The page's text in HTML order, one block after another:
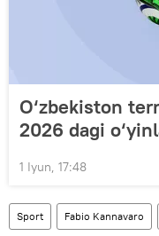
O‘zbekiston
2026 dagi
1 Iyun, 17:48
Sport Fabio Kannavaro